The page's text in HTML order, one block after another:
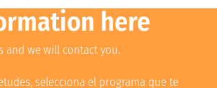
here
and we will contact you.
selecciona el programa que te